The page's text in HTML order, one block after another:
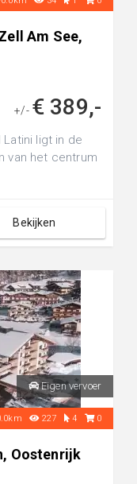
Am See,
+/- € 389,-
ligt in de
van het centrum
Bekijken
Eigen vervoer
227 4 0
Oostenrijk